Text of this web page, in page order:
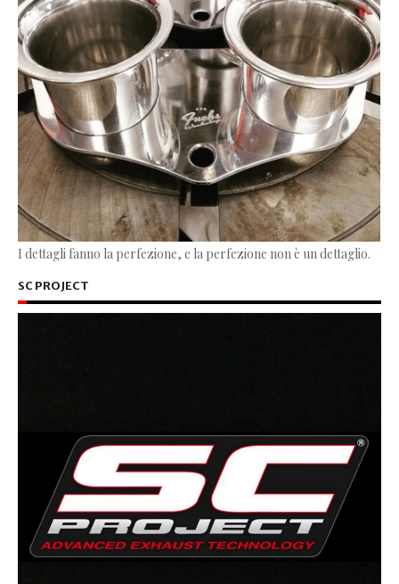
I dettagli fanno la perfezione, e la perfezione non è un dettaglio.
SC PROJECT